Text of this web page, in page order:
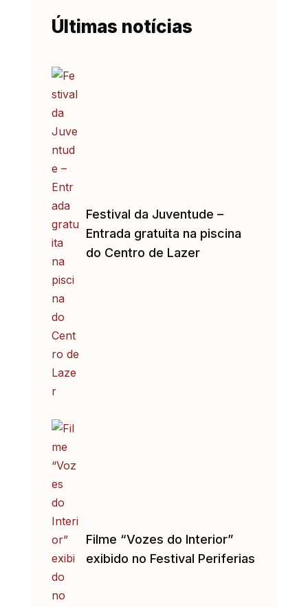
Últimas notícias
Festival da Juventude –
Entrada gratuita na piscina
do Centro de Lazer
Filme “Vozes do Interior”
exibido no Festival Periferias